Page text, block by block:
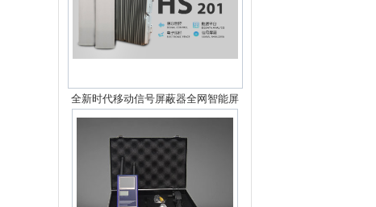
全新时代移动信号屏蔽器全网智能屏